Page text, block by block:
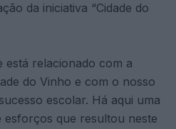
da iniciativa “Cidade do
está relacionado com a
do Vinho e com o nosso
escolar. Há aqui uma
esforços que resultou neste